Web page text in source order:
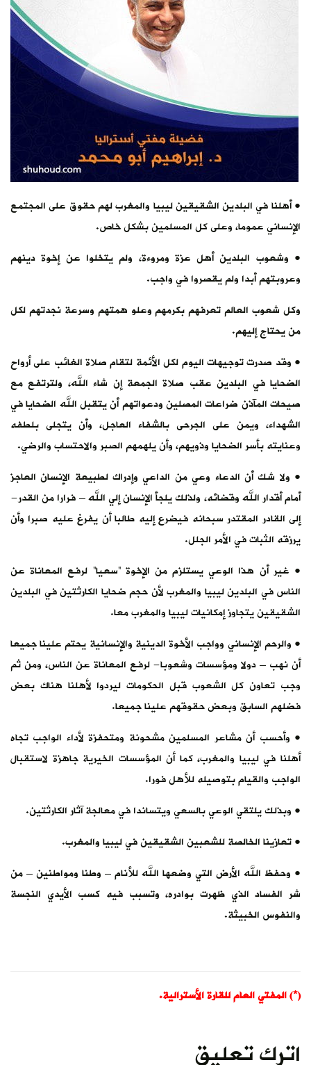
• أهلنا في البلدين الشقيقين ليبيا والمغرب لهم حقوق على المجتمع
الإنساني عموما، وعلى كل المسلمين بشكل خاص.
• وشعوب البلدين أهل عزة ومروءة، ولم يتخلوا عن إخوة دينهم
وعروبتهم أبدا ولم يقصروا في واجب.
وكل شعوب العالم تعرفهم بكرمهم وعلو همتهم وسرعة نجدتهم لكل
من يحتاج إليهم.
• وقد صدرت توجيهات اليوم لكل الأئمة لتقام صلاة الغائب على أرواح
الضحايا في البلدين عقب صلاة الجمعة إن شاء الله، ولترتفع مع
صيحات المآذن ضراعات المصلين ودعواتهم أن يتقبل الله الضحايا في
الشهداء، ويمن على الجرحى بالشفاء العاجل، وأن يتجلى بلطفه
وعنايته بأسر الضحايا وذويهم، وأن يلهمهم الصبر والاحتساب والرضي.
• ولا شك أن الدعاء وعي من الداعي وإدراك لطبيعة الإنسان العاجز
أمام أقدار الله وقضائه، ولذلك يلجأ الإنسان إلي الله – فرارا من القدر-
إلى القادر المقتدر سبحانه فيضرع إليه طالبا أن يفرغ عليه صبرا وأن
يرزقه الثبات في الأمر الجلل.
• غير أن هذا الوعي يستلزم من الإخوة “سعيا” لرفع المعاناة عن
الناس في البلدين ليبيا والمغرب لأن حجم ضحايا الكارثتين في البلدين
الشقيقين يتجاوز إمكانيات ليبيا والمغرب معا.
• والرحم الإنساني وواجب الأخوة الدينية والإنسانية يحتم علينا جميعا
أن نهب – دولا ومؤسسات وشعوبا- لرفع المعاناة عن الناس، ومن ثم
وجب تعاون كل الشعوب قبل الحكومات ليردوا لأهلنا هناك بعض
فضلهم السابق وبعض حقوقهم علينا جميعا.
• وأحسب أن مشاعر المسلمين مشحونة ومتحفزة لأداء الواجب تجاه
أهلنا في ليبيا والمغرب، كما أن المؤسسات الخيرية جاهزة لاستقبال
الواجب والقيام بتوصيله للأهل فورا.
• وبذلك يلتقي الوعي بالسعي ويتساندا في معالجة آثار الكارثتين.
• تعازينا الخالصة للشعبين الشقيقين في ليبيا والمغرب.
• وحفظ الله الأرض التي وضعها الله للأنام – وطنا ومواطنين – من
شر الفساد الذي ظهرت بوادره، وتسبب فيه كسب الأيدي النجسة
والنفوس الخبيثة.
(*) المفتي العام للقارة الأسترالية.
اترك تعليق